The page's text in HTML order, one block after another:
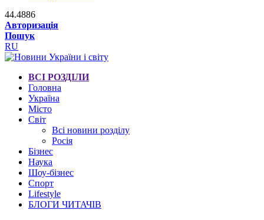
44.4886
Авторизація
Пошук
RU
ВСІ РОЗДІЛИ
Головна
Україна
Місто
Світ
Всі новини розділу
Росія
Бізнес
Наука
Шоу-бізнес
Спорт
Lifestyle
БЛОГИ ЧИТАЧІВ